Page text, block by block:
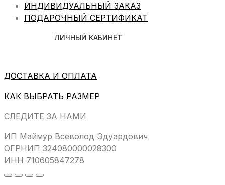
ИНДИВИДУАЛЬНЫЙ ЗАКАЗ
ПОДАРОЧНЫЙ СЕРТИФИКАТ
ЛИЧНЫЙ КАБИНЕТ
ДОСТАВКА И ОПЛАТА
КАК ВЫБРАТЬ РАЗМЕР
СЛЕДИТЕ ЗА НАМИ
ИП Маймур Всеволод Эдуардович
ОГРНИП 324080000028300
ИНН 710605847278